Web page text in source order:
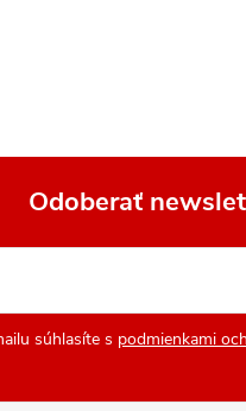
Odoberať
súhlasíte s podmienkami